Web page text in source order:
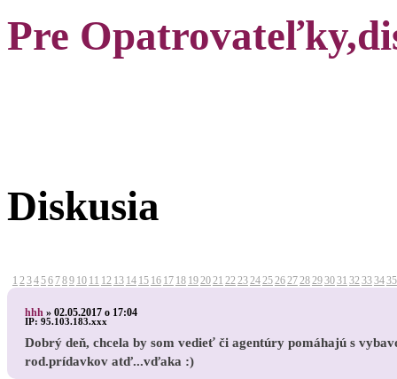
Pre
Diskusia
1 23456 789 10 11 12 13 14 15 16 17 18 192021 22232425262728293031 32333435
hhh » 02.05.2017 o 17:04
IP: 95.103.183.xxx
Dobrý deň, chcela by som vedieť či agentúry pomáhajú s
rod.prídavkov atď...vďaka :)